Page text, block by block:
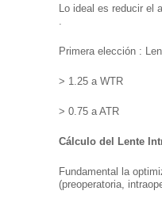
Lo ideal es reducir
Primera elección :
> 1.25 a WTR
> 0.75 a ATR
Cálculo del Lente
Fundamental la
(preoperatoria,